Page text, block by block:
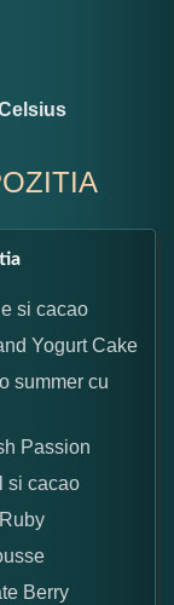
si cacao
Yogurt Cake
summer cu
Passion
si cacao
Berry